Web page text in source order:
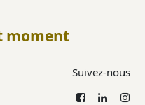
moment
Suivez-nous